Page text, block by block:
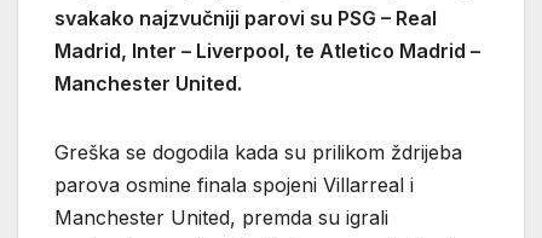
svakako najzvučniji parovi su PSG – Real
Madrid, Inter – Liverpool, te Atletico Madrid –
Manchester United.
Greška se dogodila kada su prilikom ždrijeba
parova osmine finala spojeni Villarreal i
Manchester United, premda su igrali